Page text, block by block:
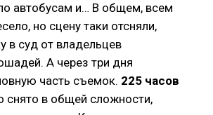
автобусам и… В общем, всем
но сцену таки отсняли,
в суд от владельцев
А через три дня
часть съемок. 225 часов
снято в общей сложности,